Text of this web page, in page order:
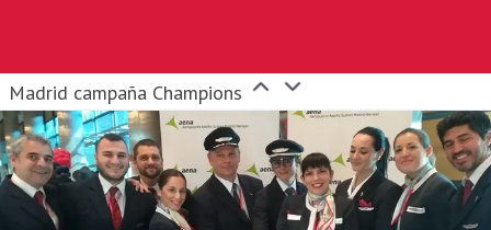
Madrid campaña Champions